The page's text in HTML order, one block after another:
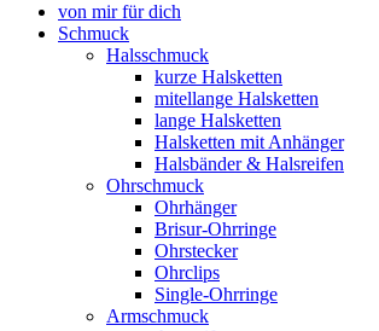
von mir für dich
Schmuck
Halsschmuck
kurze Halsketten
mitellange Halsketten
lange Halsketten
Halsketten mit Anhänger
Halsbänder & Halsreifen
Ohrschmuck
Ohrhänger
Brisur-Ohrringe
Ohrstecker
Ohrclips
Single-Ohrringe
Armschmuck